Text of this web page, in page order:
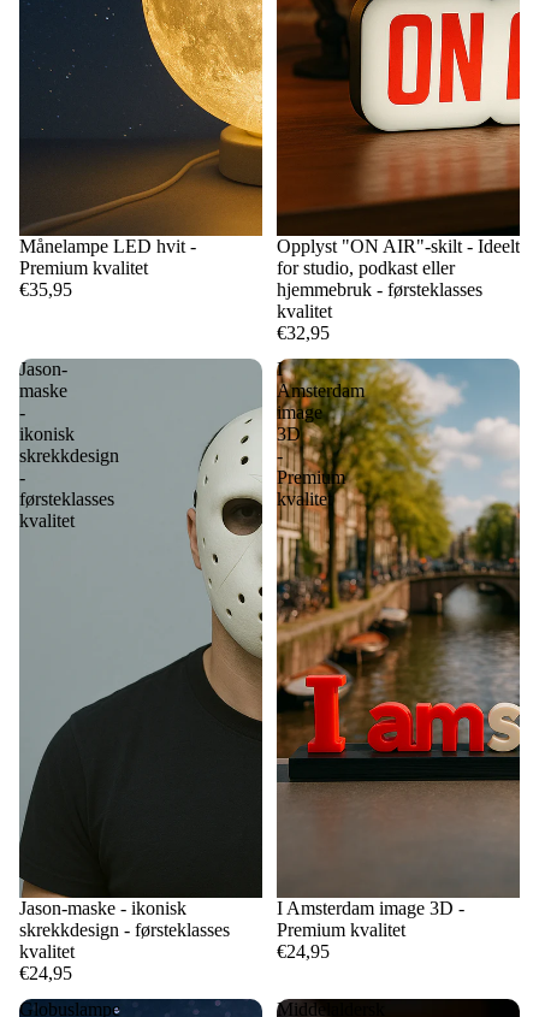
Månelampe LED hvit -
Premium kvalitet
€35,95
Opplyst "ON AIR"-skilt - Ideelt
for studio, podkast eller
hjemmebruk - førsteklasses
kvalitet
€32,95
Jason-
maske
-
ikonisk
skrekkdesign
-
førsteklasses
kvalitet
Jason-maske - ikonisk
skrekkdesign - førsteklasses
kvalitet
€24,95
I
Amsterdam
image
3D
-
Premium
kvalitet
I Amsterdam image 3D -
Premium kvalitet
€24,95
Globuslampe
Middelaldersk